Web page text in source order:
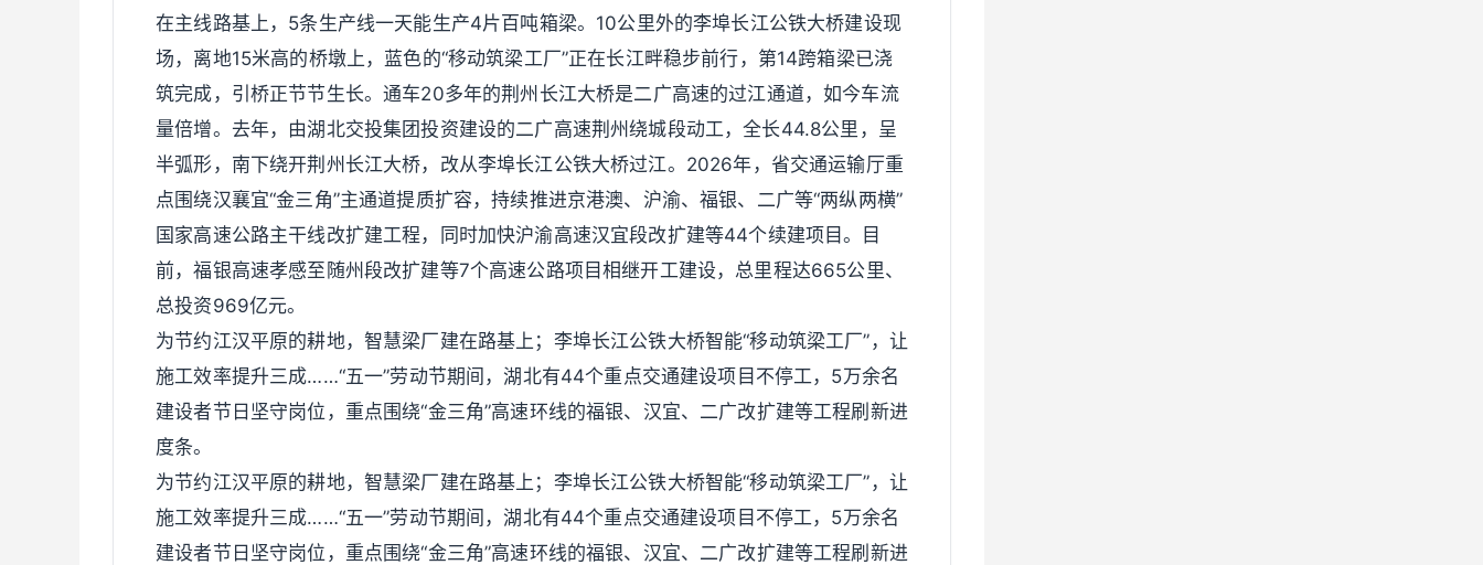
在主线路基上，5条生产线一天能生产4片百吨箱梁。10公里外的李埠长江公铁大桥建设现
场，离地15米高的桥墩上，蓝色的“移动筑梁工厂”正在长江畔稳步前行，第14跨箱梁已浇
筑完成，引桥正节节生长。通车20多年的荆州长江大桥是二广高速的过江通道，如今车流
量倍增。去年，由湖北交投集团投资建设的二广高速荆州绕城段动工，全长44.8公里，呈
半弧形，南下绕开荆州长江大桥，改从李埠长江公铁大桥过江。2026年，省交通运输厅重
点围绕汉襄宜“金三角”主通道提质扩容，持续推进京港澳、沪渝、福银、二广等“两纵两横”
国家高速公路主干线改扩建工程，同时加快沪渝高速汉宜段改扩建等44个续建项目。目
前，福银高速孝感至随州段改扩建等7个高速公路项目相继开工建设，总里程达665公里、
总投资969亿元。
为节约江汉平原的耕地，智慧梁厂建在路基上；李埠长江公铁大桥智能“移动筑梁工厂”，让
施工效率提升三成……“五一”劳动节期间，湖北有44个重点交通建设项目不停工，5万余名
建设者节日坚守岗位，重点围绕“金三角”高速环线的福银、汉宜、二广改扩建等工程刷新进
度条。
为节约江汉平原的耕地，智慧梁厂建在路基上；李埠长江公铁大桥智能“移动筑梁工厂”，让
施工效率提升三成……“五一”劳动节期间，湖北有44个重点交通建设项目不停工，5万余名
建设者节日坚守岗位，重点围绕“金三角”高速环线的福银、汉宜、二广改扩建等工程刷新进